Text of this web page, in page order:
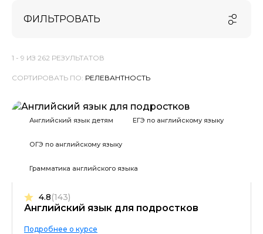
ФИЛЬТРОВАТЬ
1 - 9 ИЗ 262 РЕЗУЛЬТАТОВ
СОРТИРОВАТЬ ПО:
Английский язык детям ЕГЭ по английскому языку
ОГЭ по английскому языку
Грамматика английского языка
Английский язык для подростков
4.8(143)
Подробнее о курсе